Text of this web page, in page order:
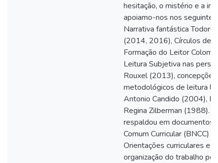
hesitação, o mistério e a
apoiamo-nos nos
Narrativa fantástica
(2014, 2016), Círculos de
Formação do Leitor
Leitura Subjetiva nas
Rouxel (2013),
metodológicos de leitura
Antonio Candido (2004),
Regina Zilberman (1988).
respaldou em documentos
Comum Curricular (BNCC)
Orientações curriculares e
organização do trabalho